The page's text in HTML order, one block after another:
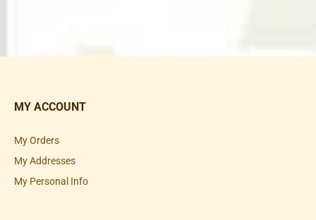
MY ACCOUNT
My Orders
My Addresses
My Personal Info